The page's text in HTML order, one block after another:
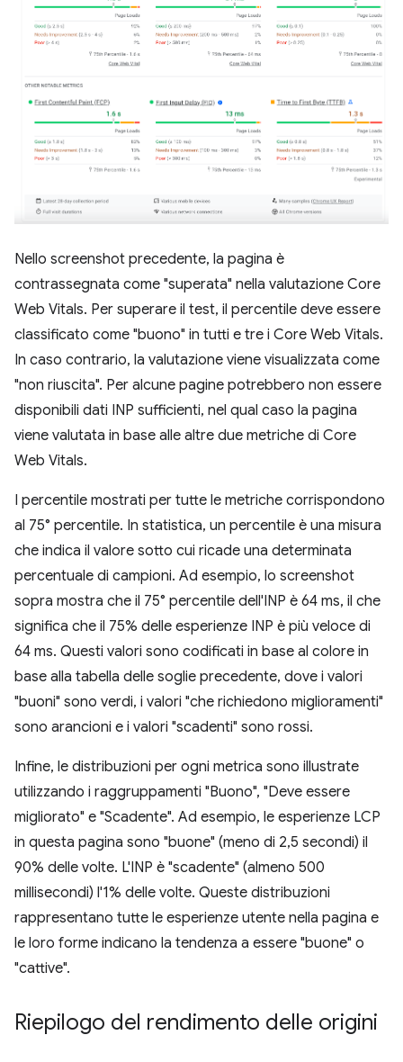
Nello screenshot precedente, la pagina è
contrassegnata come "superata" nella valutazione Core
Web Vitals. Per superare il test, il percentile deve essere
classificato come "buono" in tutti e tre i Core Web Vitals.
In caso contrario, la valutazione viene visualizzata come
"non riuscita". Per alcune pagine potrebbero non essere
disponibili dati INP sufficienti, nel qual caso la pagina
viene valutata in base alle altre due metriche di Core
Web Vitals.
I percentile mostrati per tutte le metriche corrispondono
al 75° percentile. In statistica, un percentile è una misura
che indica il valore sotto cui ricade una determinata
percentuale di campioni. Ad esempio, lo screenshot
sopra mostra che il 75° percentile dell'INP è 64 ms, il che
significa che il 75% delle esperienze INP è più veloce di
64 ms. Questi valori sono codificati in base al colore in
base alla tabella delle soglie precedente, dove i valori
"buoni" sono verdi, i valori "che richiedono miglioramenti"
sono arancioni e i valori "scadenti" sono rossi.
Infine, le distribuzioni per ogni metrica sono illustrate
utilizzando i raggruppamenti "Buono", "Deve essere
migliorato" e "Scadente". Ad esempio, le esperienze LCP
in questa pagina sono "buone" (meno di 2,5 secondi) il
90% delle volte. L'INP è "scadente" (almeno 500
millisecondi) l'1% delle volte. Queste distribuzioni
rappresentano tutte le esperienze utente nella pagina e
le loro forme indicano la tendenza a essere "buone" o
"cattive".
Riepilogo del rendimento delle origini